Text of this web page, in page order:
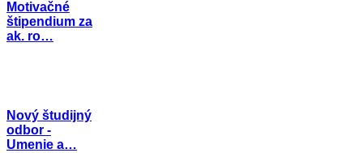
Motivačné
štipendium za
ak. ro…
Nový študijný
odbor -
Umenie a…